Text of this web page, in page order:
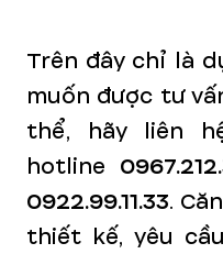
Trên đây chỉ là
muốn được tư
thể, hãy liên
hotline
0922.99.11.33.
thiết kế, yêu